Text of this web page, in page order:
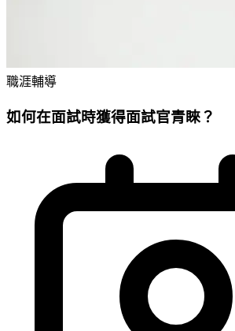
職涯輔導
如何在面試時獲得面試官青睞？